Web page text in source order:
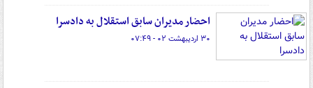
احضار مدیران سابق استقلال به دادسرا
۳۰ اردیبهشت ۰۲ - ۰۷:۴۹